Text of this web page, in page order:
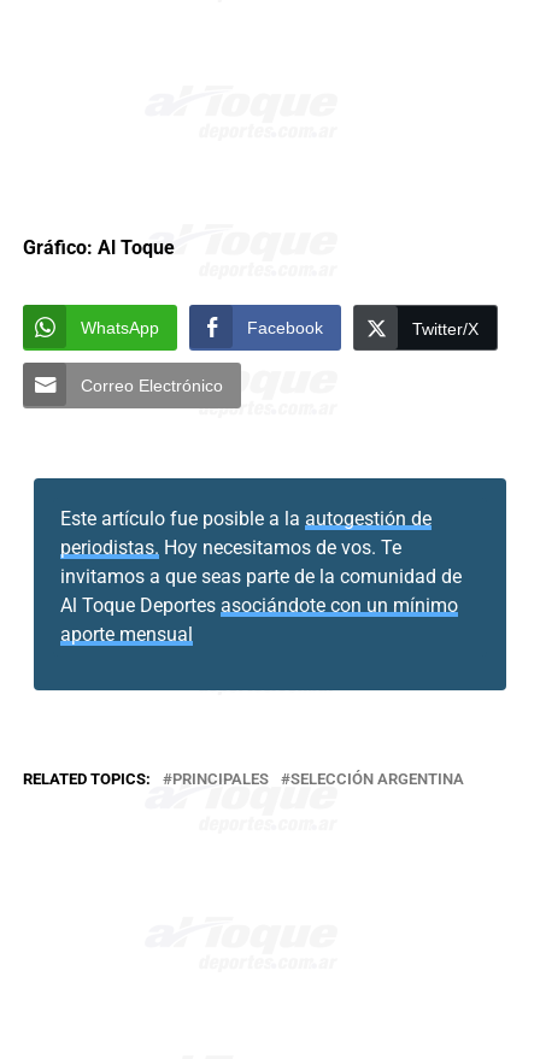
Gráfico: Al Toque
WhatsApp Facebook Twitter/X
Correo Electrónico
Este artículo fue posible a la autogestión de
periodistas. Hoy necesitamos de vos. Te
invitamos a que seas parte de la comunidad de
Al Toque Deportes asociándote con un mínimo
aporte mensual
RELATED TOPICS: PRINCIPALES SELECCIÓN ARGENTINA